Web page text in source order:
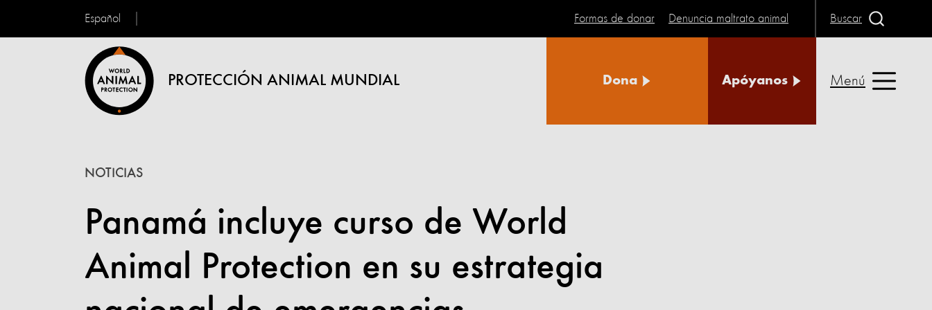
Español
PROTECCIÓN ANIMAL MUNDIAL
Formas de donar Denuncia maltrato animal Buscar
Dona Apóyanos Menú
Panamá incluye curso de World
Animal Protection en su estrategia
NOTICIAS